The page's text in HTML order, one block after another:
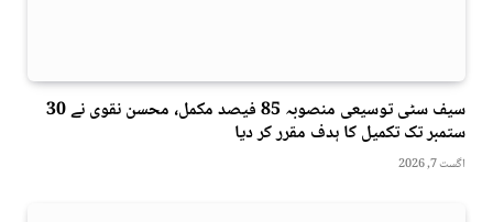
سیف سٹی توسیعی منصوبہ 85 فیصد مکمل، محسن نقوی نے 30
ستمبر تک تکمیل کا ہدف مقرر کر دیا
اگست 7, 2026